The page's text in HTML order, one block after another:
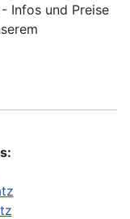
Infos und Preise